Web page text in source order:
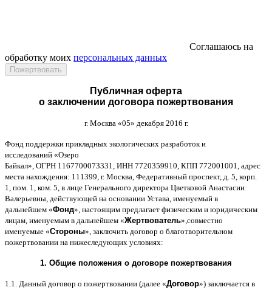
Соглашаюсь на
обработку моих персональных данных
Публичная оферта
о заключении договора пожертвования
г. Москва «05» декабря 2016 г.
Фонд поддержки прикладных экологических разработок и
исследований «Озеро
Байкал», ОГРН 1167700073331, ИНН 7720359910, КПП 772001001, адрес
места нахождения: 111399, г. Москва Федеративный проспект, д . 5, корп
1, пом . 1, ком . 5, в лице Генерального директора Цветковой Анастасии
Валерьевны действующей на основании Устава именуемый в
дальнейшем «Фонд», настоящим предлагает физическим и юридическим
лицам именуемым в дальнейшем «Жертвователь», совместно
именуемые «Стороны», заключить договор o благотворительном
пожертвовании на нижеследующих условиях:
1. Общие положения o договоре пожертвования
1.1. Данный договор о пожертвовании (далее «Договор») заключается в